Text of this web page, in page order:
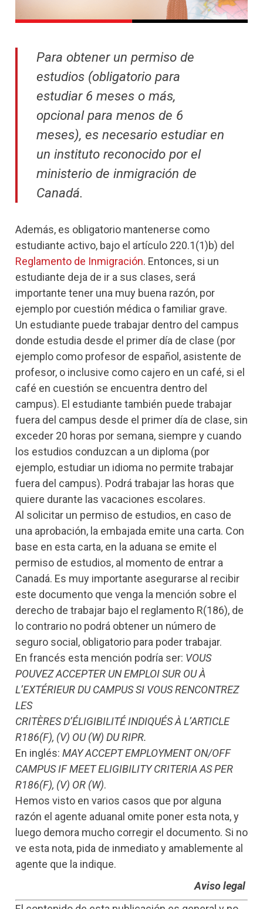
Para obtener un permiso de
estudios (obligatorio para
estudiar 6 meses o más,
opcional para menos de 6
meses), es necesario estudiar en
un instituto reconocido por el
ministerio de inmigración de
Canadá.
Además, es obligatorio mantenerse como
estudiante activo, bajo el artículo 220.1(1)b) del
Reglamento de Inmigración. Entonces, si un
estudiante deja de ir a sus clases, será
importante tener una muy buena razón, por
ejemplo por cuestión médica o familiar grave.
Un estudiante puede trabajar dentro del campus
donde estudia desde el primer día de clase (por
ejemplo como profesor de español, asistente de
profesor, o inclusive como cajero en un café, si el
café en cuestión se encuentra dentro del
campus). El estudiante también puede trabajar
fuera del campus desde el primer día de clase, sin
exceder 20 horas por semana, siempre y cuando
los estudios conduzcan a un diploma (por
ejemplo, estudiar un idioma no permite trabajar
fuera del campus). Podrá trabajar las horas que
quiere durante las vacaciones escolares.
Al solicitar un permiso de estudios, en caso de
una aprobación, la embajada emite una carta. Con
base en esta carta, en la aduana se emite el
permiso de estudios, al momento de entrar a
Canadá. Es muy importante asegurarse al recibir
este documento que venga la mención sobre el
derecho de trabajar bajo el reglamento R(186), de
lo contrario no podrá obtener un número de
seguro social, obligatorio para poder trabajar.
En francés esta mención podría ser: VOUS
POUVEZ ACCEPTER UN EMPLOI SUR OU À
L’EXTÉRIEUR DU CAMPUS SI VOUS RENCONTREZ
LES
CRITÈRES D’ÉLIGIBILITÉ INDIQUÉS À L’ARTICLE
R186(F), (V) OU (W) DU RIPR.
En inglés: MAY ACCEPT EMPLOYMENT ON/OFF
CAMPUS IF MEET ELIGIBILITY CRITERIA AS PER
R186(F), (V) OR (W).
Hemos visto en varios casos que por alguna
razón el agente aduanal omite poner esta nota, y
luego demora mucho corregir el documento. Si no
ve esta nota, pida de inmediato y amablemente al
agente que la indique.
Aviso legal